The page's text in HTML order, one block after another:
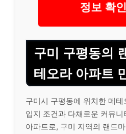
정보 확
구미 구평동의
테오라 아파트
구미시 구평동에 위치한 메
입지 조건과 다채로운 커뮤
아파트로, 구미 지역의 랜드